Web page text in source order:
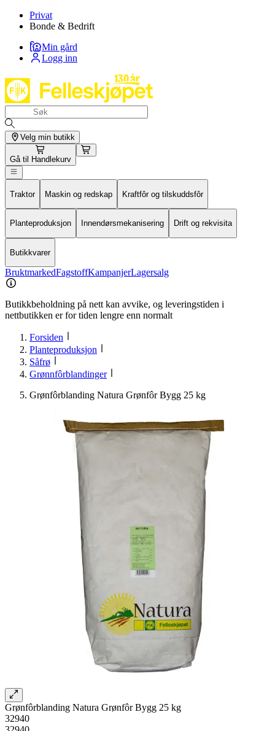
Privat
Bonde & Bedrift
Min gård
Logg inn
Velg min butikk
Gå til Handlekurv
Traktor Maskin og redskap Kraftfôr og tilskuddsfôr
Planteproduksjon Innendørsmekanisering Drift og rekvisita
Butikkvarer
BruktmarkedFagstoffKampanjerLagersalg
Butikkbeholdning på nett kan avvike, og leveringstiden i
nettbutikken er for tiden lengre enn normalt
Forsiden
Planteproduksjon
Såfrø
Grønnfôrblandinger
Grønfôrblanding Natura Grønfôr Bygg 25 kg
Grønfôrblanding Natura Grønfôr Bygg 25 kg
32940